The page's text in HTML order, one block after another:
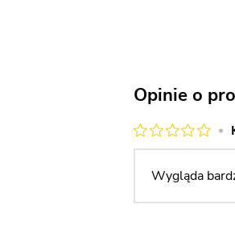
Opinie o
Wygląda